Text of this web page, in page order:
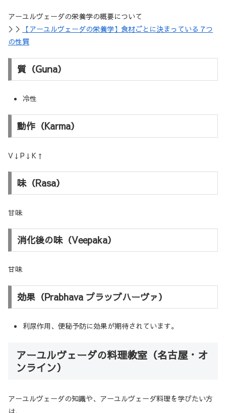
アーユルヴェーダの栄養学の概要について
＞＞
【アーユルヴェーダの栄養学】食材ごとに決まっている７つ
の性質
質（Guna）
冷性
動作（Karma）
V↓P↓K↑
味（Rasa）
甘味
消化後の味（Veepaka）
甘味
効果（Prabhava プラッブハーヴァ）
利尿作用、便秘予防に効果が期待されています。
アーユルヴェーダの料理教室（名古屋・オ
ンライン）
アーユルヴェーダの知識や、アーユルヴェーダ料理を学びたい方